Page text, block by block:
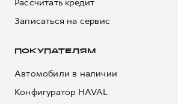
Рассчитать кредит
Записаться на сервис
ПОКУПАТЕЛЯМ
Автомобили в наличии
Конфигуратор HAVAL